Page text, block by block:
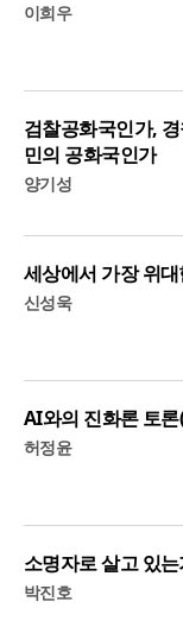
이희우
검찰공화국인가,
민의 공화국인가
양기성
세상에서 가장 위
신성욱
AI와의 진화론 토론
허정윤
소명자로 살고 있는
박진호